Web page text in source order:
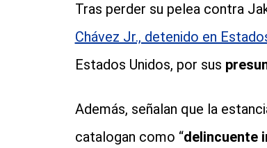
Tras perder su pelea contra
Chávez Jr., detenido en
Estados Unidos, por sus
Además, señalan que la
catalogan como “delincuente